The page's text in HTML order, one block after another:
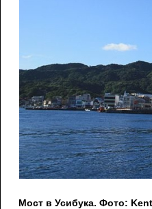
Мост в Усибука. Фото: